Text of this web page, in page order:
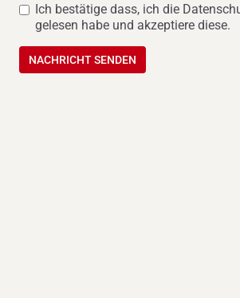
Ich bestätige dass, ich die
gelesen habe und akzeptiere diese.